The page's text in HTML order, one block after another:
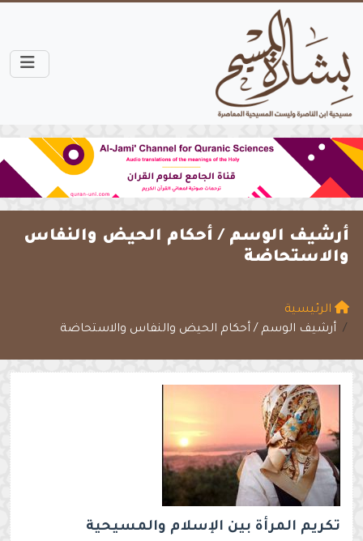
أرشيف الوسم / أحكام الحيض والنفاس
والاستحاضة
الرئيسية
أرشيف الوسم / أحكام الحيض والنفاس والاستحاضة
تكريم المرأة بين الإسلام والمسيحية